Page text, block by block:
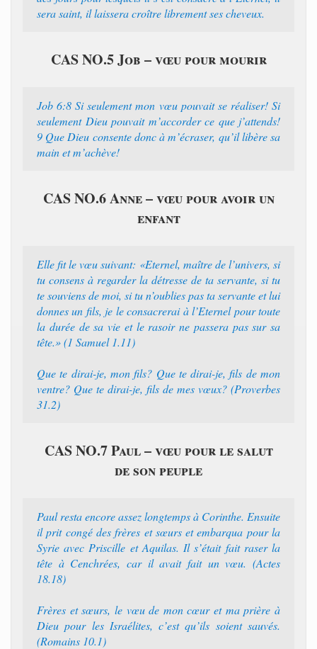
sera saint, il laissera croître librement ses cheveux.
CAS NO.5 Job – vœu pour mourir
Job 6:8 Si seulement mon vœu pouvait se réaliser! Si
seulement Dieu pouvait m’accorder ce que j’attends!
9 Que Dieu consente donc à m’écraser, qu’il libère sa
main et m’achève!
CAS NO.6 Anne – vœu pour avoir un
enfant
Elle fit le vœu suivant: «Eternel, maître de l’univers, si
tu consens à regarder la détresse de ta servante, si tu
te souviens de moi, si tu n’oublies pas ta servante et lui
donnes un fils, je le consacrerai à l’Eternel pour toute
la durée de sa vie et le rasoir ne passera pas sur sa
tête.» (1 Samuel 1.11)
Que te dirai-je, mon fils? Que te dirai-je, fils de mon
ventre? Que te dirai-je, fils de mes vœux? (Proverbes
31.2)
CAS NO.7 Paul – vœu pour le salut
de son peuple
Paul resta encore assez longtemps à Corinthe. Ensuite
il prit congé des frères et sœurs et embarqua pour la
Syrie avec Priscille et Aquilas. Il s’était fait raser la
tête à Cenchrées, car il avait fait un vœu. (Actes
18.18)
Frères et sœurs, le vœu de mon cœur et ma prière à
Dieu pour les Israélites, c’est qu’ils soient sauvés.
(Romains 10.1)